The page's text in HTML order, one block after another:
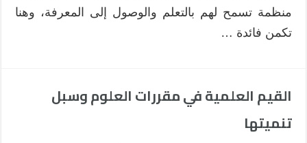
منظمة تسمح لهم بالتعلم والوصول إلى المعرفة، وهنا
تكمن فائدة …
القيم العلمية في مقررات العلوم وسبل
تنميتها